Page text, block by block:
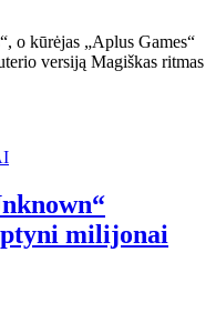
o kūrėjas „Aplus Games“
versiją Magiškas ritmas
milijonai